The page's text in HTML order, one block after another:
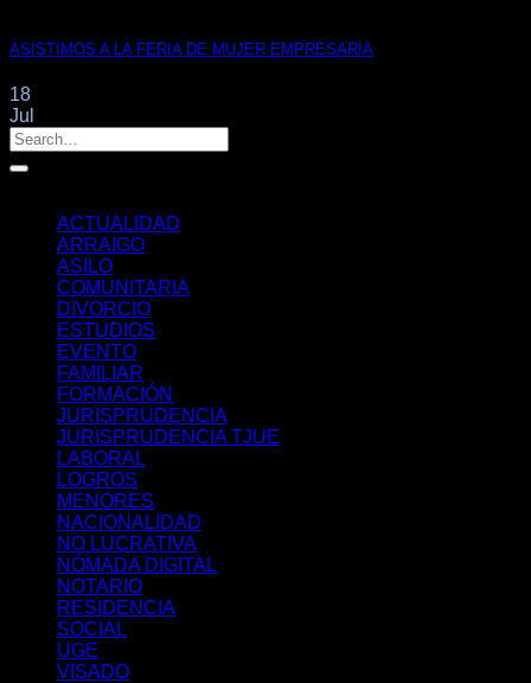
ASISTIMOS A LA FERIA DE MUJER EMPRESARIA
18
Jul
ACTUALIDAD
ARRAIGO
ASILO
COMUNITARIA
DIVORCIO
ESTUDIOS
EVENTO
FAMILIAR
FORMACIÓN
JURISPRUDENCIA
JURISPRUDENCIA TJUE
LABORAL
LOGROS
MENORES
NACIONALIDAD
NO LUCRATIVA
NÓMADA DIGITAL
NOTARIO
RESIDENCIA
SOCIAL
UGE
VISADO